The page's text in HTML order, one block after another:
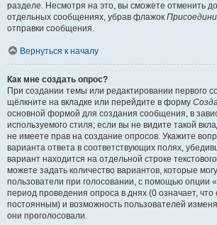
разделе. Несмотря на это, вы сможете отменить
отдельных сообщениях, убрав флажок
отправки сообщения.
Вернуться к началу
Как мне создать опрос?
При создании темы или редактировании первого
щёлкните на вкладке или перейдите в форму
основной формой для создания сообщения, в
используемого стиля; если вы не видите такой
не имеете прав на создание опросов. Укажите
варианта ответа в соответствующих полях,
вариант находится на отдельной строке
можете задать количество вариантов, которые
пользователи при голосовании, с помощью опции
период проведения опроса в днях (0 означает, что
постоянным) и возможность пользователей
они проголосовали.